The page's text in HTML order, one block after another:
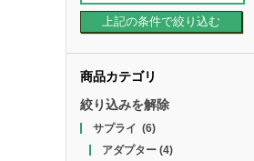
商品カテゴリ
絞り込みを解除
サプライ (6)
アダプター(4)